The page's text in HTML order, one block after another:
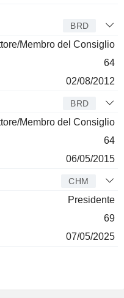
BRD
Membro del Consiglio
64
02/08/2012
BRD
Membro del Consiglio
64
06/05/2015
CHM
Presidente
69
07/05/2025